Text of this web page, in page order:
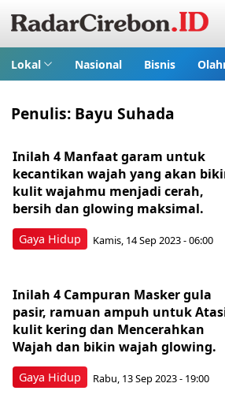
Lokal Nasional Bisnis
Penulis: Bayu Suhada
Gaya Hidup
Inilah 4 Manfaat garam untuk
kecantikan wajah yang akan
kulit wajahmu menjadi cerah,
bersih dan glowing maksimal.
Kamis, 14 Sep 2023 - 06:00
Gaya Hidup
Inilah 4 Campuran Masker gula
pasir, ramuan ampuh untuk
kulit kering dan Mencerahkan
Wajah dan bikin wajah glowing.
Rabu, 13 Sep 2023 - 19:00